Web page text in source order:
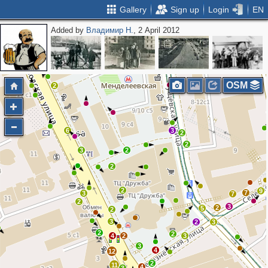
Gallery Sign up Login EN
Added by Владимир Н., 2 April 2012
3
2
2
6
3
2
3
3 2
2
2
3
2
4
3
2
2
12
11
2
4
2 3
2
5
7
2
3
3
9
7
2
2
3
2
OSM